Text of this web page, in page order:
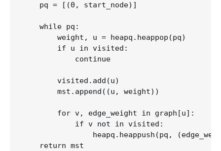
    pq = [(0, start_node)]
    while pq:
        weight, u = heapq.heappop(pq)
        if u in visited:
            continue
        visited.add(u)
        mst.append((u, weight))
        for v, edge_weight in graph[u]:
            if v not in visited:
heapq.heappush(pq,